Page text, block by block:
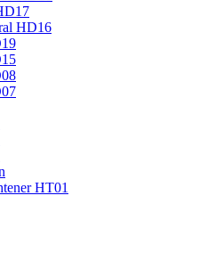
HD16
HT01